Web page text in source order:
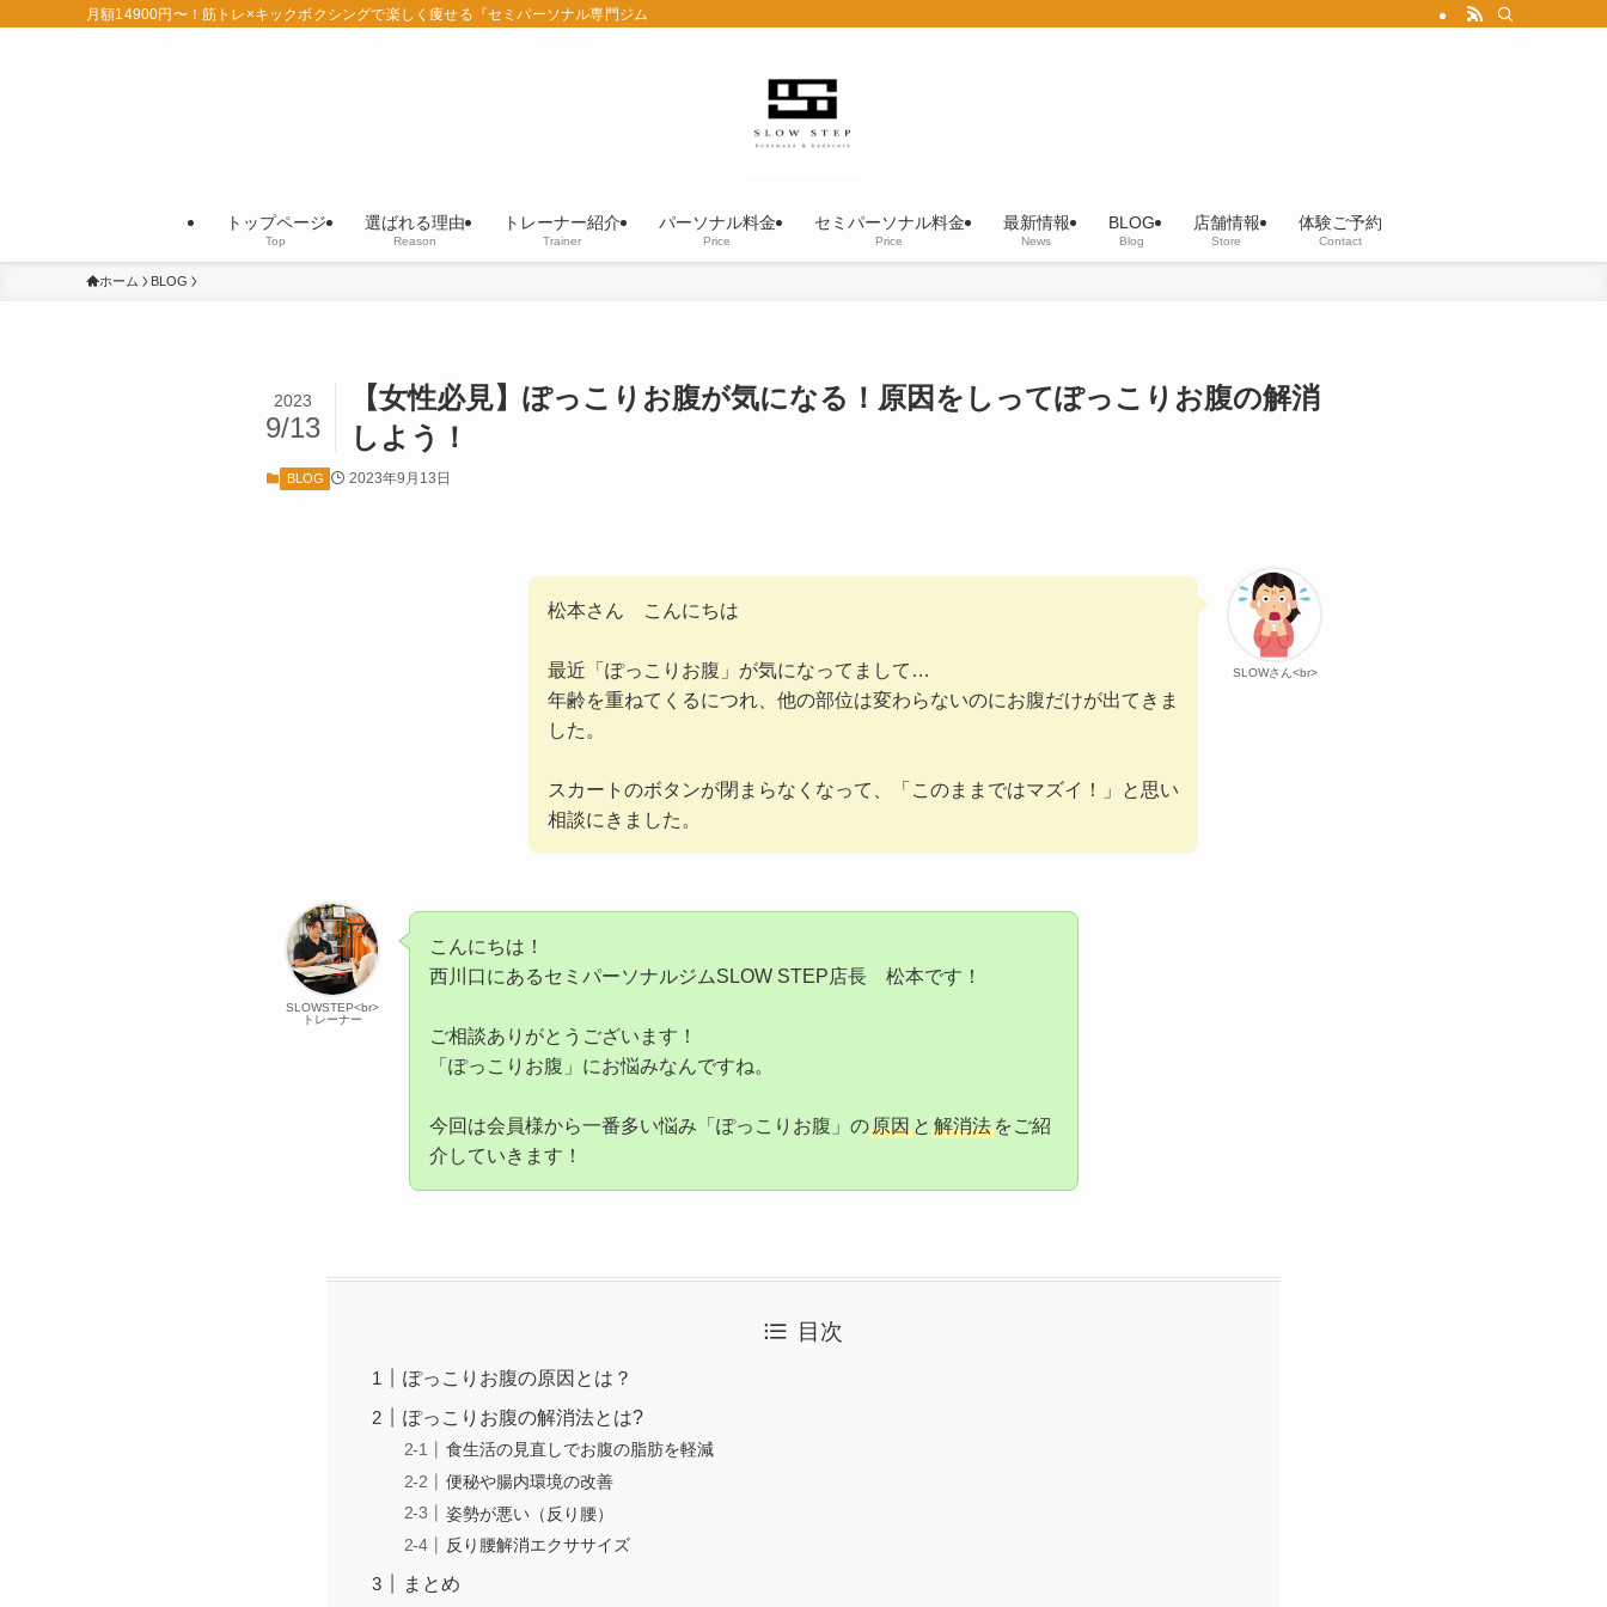
月額14900円〜！筋トレ×キックボクシングで楽しく痩せる『セミパーソナル専門ジム
トップページ
Top
選ばれる理由
Reason
トレーナー紹介
Trainer
パーソナル料金
Price
セミパーソナル料金
Price
最新情報
News
BLOG
Blog
店舗情報
Store
体験ご予約
Contact
ホーム BLOG
【女性必見】ぽっこりお腹が気になる！原因をしってぽっこりお腹の解消
しよう！
2023
9/13
BLOG 2023年9月13日
SLOWさん<br>
松本さん こんにちは
最近「ぽっこりお腹」が気になってまして…
年齢を重ねてくるにつれ、他の部位は変わらないのにお腹だけが出てきま
した。
スカートのボタンが閉まらなくなって、「このままではマズイ！」と思い
相談にきました。
SLOWSTEP<br>
トレーナー
こんにちは！
西川口にあるセミパーソナルジムSLOW STEP店長 松本です！
ご相談ありがとうございます！
「ぽっこりお腹」にお悩みなんですね。
今回は会員様から一番多い悩み「ぽっこりお腹」の原因 と 解消法 をご紹
介していきます！
目次
ぽっこりお腹の原因とは？
ぽっこりお腹の解消法とは?
食生活の見直しでお腹の脂肪を軽減
便秘や腸内環境の改善
姿勢が悪い（反り腰）
反り腰解消エクササイズ
まとめ